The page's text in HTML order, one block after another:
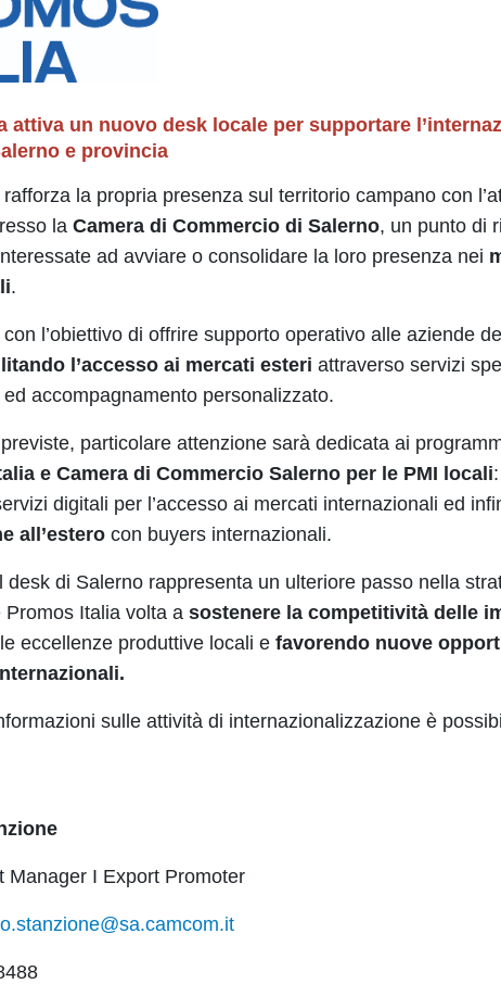
attiva un nuovo desk locale per supportare
e provincia
la propria presenza sul territorio campano con
la Camera di Commercio di Salerno, un punto di
ad avviare o consolidare la loro presenza nei
.
l’obiettivo di offrire supporto operativo alle aziende del
l’accesso ai mercati esteri attraverso servizi
accompagnamento personalizzato.
particolare attenzione sarà dedicata ai
e Camera di Commercio Salerno per le PMI locali
digitali per l’accesso ai mercati internazionali ed
all’estero con buyers internazionali.
desk di Salerno rappresenta un ulteriore passo nella
Promos Italia volta a sostenere la competitività delle
eccellenze produttive locali e favorendo nuove
sulle attività di internazionalizzazione è
Manager I Export Promoter